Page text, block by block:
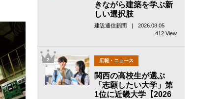
きながら建築を学ぶ新
しい選択肢
建設通信新聞 ｜ 2026.08.05
412 View
2 広報・ニュース
関西の高校生が選ぶ
「志願したい大学」第
1位に近畿大学【2026